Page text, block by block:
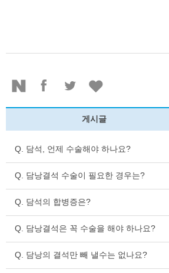
게시글
Q. 담석, 언제 수술해야 하나요?
Q. 담낭결석 수술이 필요한 경우는?
Q. 담석의 합병증은?
Q. 담낭결석은 꼭 수술을 해야 하나요?
Q. 담낭의 결석만 빼 낼수는 없나요?